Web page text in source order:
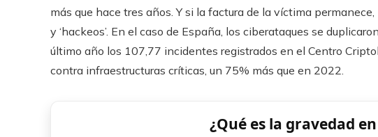
más que hace tres años. Y si la factura de la víctima
y ‘hackeos’. En el caso de España, los ciberataques se
último año los 107,77 incidentes registrados en el Centro
contra infraestructuras críticas, un 75% más que en 2022.
¿Qué es la gravedad